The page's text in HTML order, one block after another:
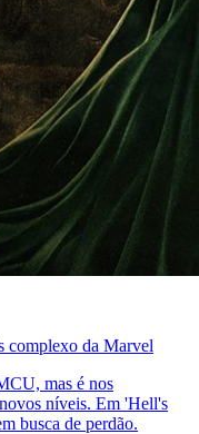
complexo da Marvel
mas é nos
níveis. Em 'Hell's
busca de perdão.